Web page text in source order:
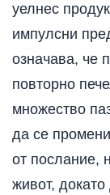
уелнес
импулсни
означава, че
повторно
множество
да се
от послание,
живот,